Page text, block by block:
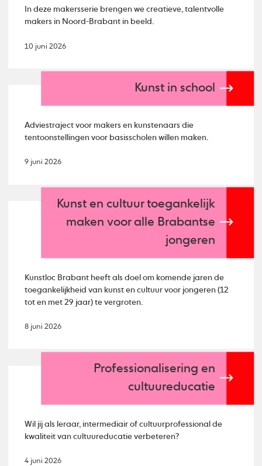
In deze makersserie brengen we creatieve, talentvolle
makers in Noord-Brabant in beeld.
10 juni 2026
Kunst in school
Adviestraject voor makers en kunstenaars die
tentoonstellingen voor basisscholen willen maken.
9 juni 2026
Kunst en cultuur toegankelijk
maken voor alle Brabantse
jongeren
Kunstloc Brabant heeft als doel om komende jaren de
toegankelijkheid van kunst en cultuur voor jongeren (12
tot en met 29 jaar) te vergroten.
8 juni 2026
Professionalisering en
cultuureducatie
Wil jij als leraar, intermediair of cultuurprofessional de
kwaliteit van cultuureducatie verbeteren?
4 juni 2026